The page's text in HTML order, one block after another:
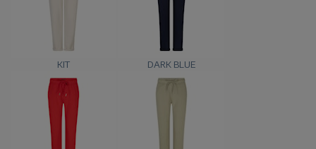
KIT DARK BLUE